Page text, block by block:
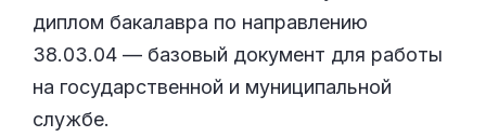
диплом бакалавра по направлению
38.03.04 — базовый документ для работы
на государственной и муниципальной
службе.